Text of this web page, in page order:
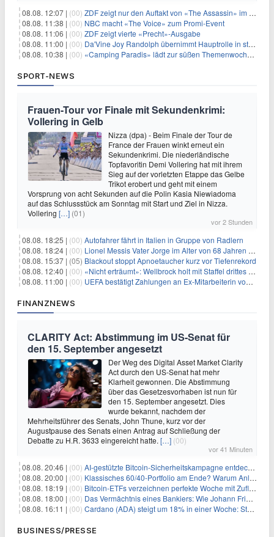
08.08. 12:07 | (00) ZDF zeigt nur den Auftakt von «The Assassin» im Fernsehen
08.08. 11:38 | (00) NBC macht «The Voice» zum Promi-Event
08.08. 11:06 | (00) ZDF zeigt vierte «Precht»-Ausgabe
08.08. 11:00 | (00) Da'Vine Joy Randolph übernimmt Hauptrolle in starbesetzter schwarzer Komödie
08.08. 10:38 | (00) «Camping Paradis» lädt zur süßen Themenwoche ein
SPORT-NEWS
Frauen-Tour vor Finale mit Sekundenkrimi:
Vollering in Gelb
Nizza (dpa) - Beim Finale der Tour de
France der Frauen winkt erneut ein
Sekundenkrimi. Die niederländische
Topfavoritin Demi Vollering hat mit ihrem
Sieg auf der vorletzten Etappe das Gelbe
Trikot erobert und geht mit einem
Vorsprung von acht Sekunden auf die Polin Kasia Niewiadoma
auf das Schlussstück am Sonntag mit Start und Ziel in Nizza.
Vollering […] (01)
vor 2 Stunden
08.08. 18:25 | (00) Autofahrer fährt in Italien in Gruppe von Radlern
08.08. 18:24 | (00) Lionel Messis Vater Jorge im Alter von 68 Jahren gestorben
08.08. 15:37 | (05) Blackout stoppt Apnoetaucher kurz vor Tiefenrekord
08.08. 12:40 | (00) «Nicht erträumt»: Wellbrock holt mit Staffel drittes EM-Gold
08.08. 11:00 | (00) UEFA bestätigt Zahlungen an Ex-Mitarbeiterin von Infantino
FINANZNEWS
CLARITY Act: Abstimmung im US-Senat für
den 15. September angesetzt
Der Weg des Digital Asset Market Clarity
Act durch den US-Senat hat mehr
Klarheit gewonnen. Die Abstimmung
über das Gesetzesvorhaben ist nun für
den 15. September angesetzt. Dies
wurde bekannt, nachdem der
Mehrheitsführer des Senats, John Thune, kurz vor der
Augustpause des Senats einen Antrag auf Schließung der
Debatte zu H.R. 3633 eingereicht hatte. […] (00)
vor 41 Minuten
08.08. 20:46 | (00) AI-gestützte Bitcoin-Sicherheitskampagne entdeckt fast 5.000 Softwareprobleme in 390 Projekten
08.08. 20:00 | (00) Klassisches 60/40-Portfolio am Ende? Warum Anleger jetzt radikal umdenken müssen
08.08. 18:19 | (00) Bitcoin-ETFs verzeichnen perfekte Woche mit Zuflüssen auf 3-Monats-Hoch
08.08. 18:00 | (00) Das Vermächtnis eines Bankiers: Wie Johann Friedrich Städel sein Imperium unsterblich machte
08.08. 16:11 | (00) Cardano (ADA) steigt um 18% in einer Woche: Steht ein Kurs von $0,30 bevor?
BUSINESS/PRESSE